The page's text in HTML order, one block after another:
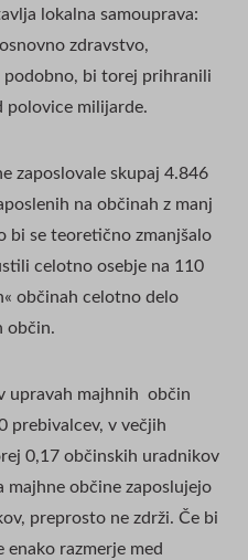
lokalna samouprava:
zdravstvo,
podobno, bi torej prihranili
polovice milijarde.
zaposlovale skupaj 4.846
na občinah z manj
bi se teoretično zmanjšalo
celotno osebje na 110
občinah celotno delo
občin.
upravah majhnih občin
prebivalcev, v večjih
0,17 občinskih uradnikov
majhne občine zaposlujejo
preprosto ne zdrži. Če bi
enako razmerje med